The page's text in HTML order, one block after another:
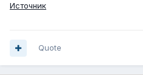
Источник
Quote